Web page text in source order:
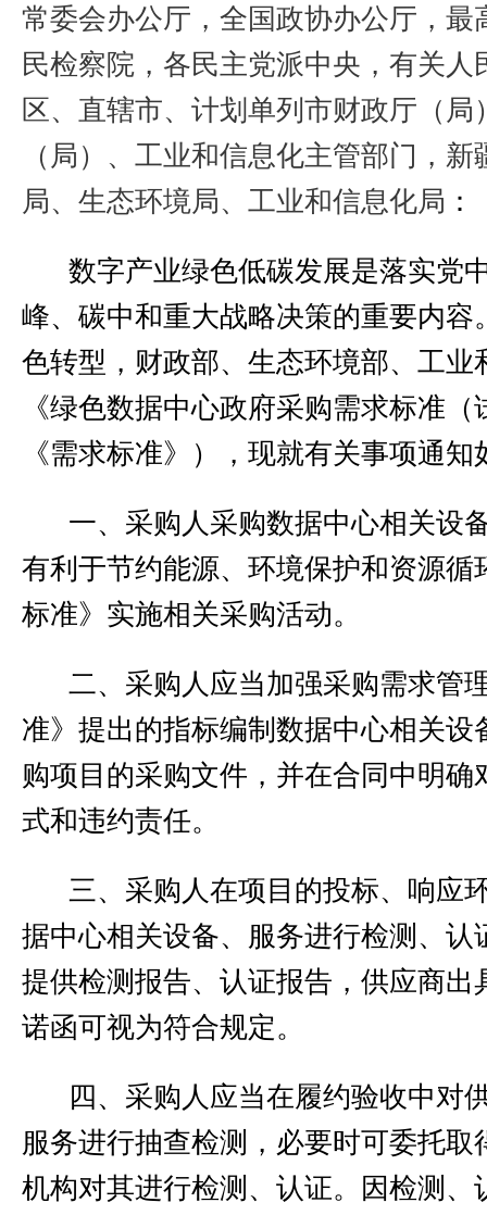
常委会办公厅，全国政协办公厅，最
民检察院，各民主党派中央，有关
区、直辖市、计划单列市财政厅（局
（局）、工业和信息化主管部门，
局、生态环境局、工业和信息化局 ：
数字产业绿色低碳发展是落实党
峰、碳中和重大战略决策的重要内容
色转型，财政部、生态环境部、工业
《绿色数据中心政府采购需求标准
《需求标准》），现就有关事项通知
一、 采购人采购数据中心相关设
有利于节约能源、环境保护和资源循
标准》实施相关采购活动。
二、 采购人应当加强采购需求管
准》提出的指标编制数据中心相关设
购项目的采购文件，并在合同中明确
式和违约责任。
三、 采购人在项目的投标、响应
据中心相关设备、服务进行检测、认
提供检测报告、认证报告，供应商出
诺函可视为符合规定。
四、 采购人应当在履约验收中对
服务进行抽查检测，必要时可委托取
机构对其进行检测、认证。因检测、